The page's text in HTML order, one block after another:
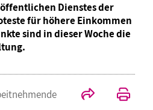
Dienstes der
für höhere Einkommen
sind in dieser Woche die